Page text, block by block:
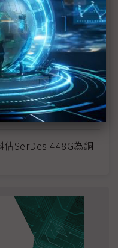
罄 買家「祕而不
第2代ASIC產品
Musk捨超微全面
SerDes 448G為銅